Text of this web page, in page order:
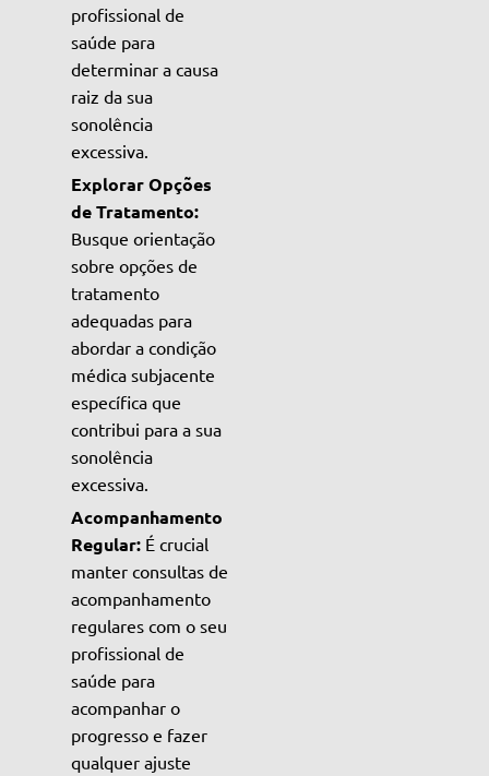
profissional de
saúde para
determinar a causa
raiz da sua
sonolência
excessiva.
Explorar Opções
de Tratamento:
Busque orientação
sobre opções de
tratamento
adequadas para
abordar a condição
médica subjacente
específica que
contribui para a sua
sonolência
excessiva.
Acompanhamento
Regular: É crucial
manter consultas de
acompanhamento
regulares com o seu
profissional de
saúde para
acompanhar o
progresso e fazer
qualquer ajuste